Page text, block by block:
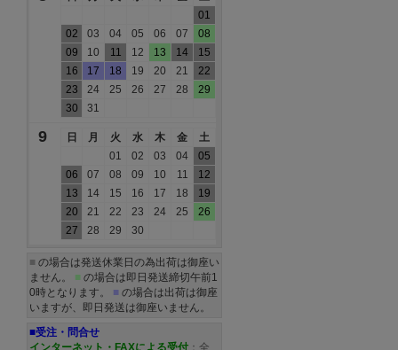
01
02
03 04 05 06 07
08
09
10 11 12 13 14
15
16
17 18 19 20 21
22
23
24 25 26 27 28
29
30
31
9 日 月 火 水 木 金
土
01
02 03 04
05
06
07 08 09 10 11
12
13
14 15 16 17 18
19
20
21 22 23 24 25
26
27
28 29 30
■ の場合は発送休業日の為出荷は御座い
ません。 ■ の場合は即日発送締切午前1
0時となります。 ■ の場合は出荷は御座
いますが、即日発送は御座いません。
■受注・問合せ
インターネット・FAXによる受付 ：全